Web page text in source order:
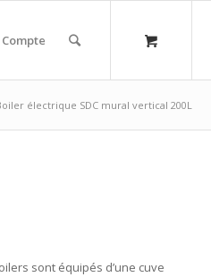
électrique SDC mural vertical 200L
sont équipés d’une cuve